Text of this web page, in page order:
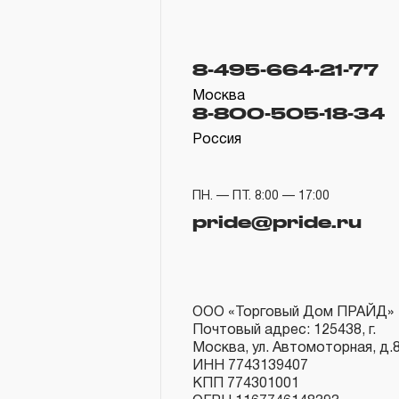
8-495-664-21-77
Москва
8-800-505-18-34
Россия
ПН. — ПТ. 8:00 — 17:00
pride@pride.ru
ООО «Торговый Дом ПРАЙД»
Почтовый адрес: 125438, г.
Москва, ул. Автомоторная,
ИНН 7743139407
КПП 774301001